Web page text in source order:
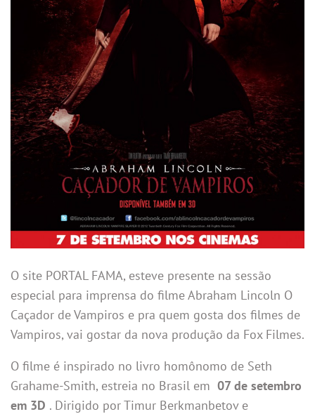
O site PORTAL FAMA, esteve presente na sessão
especial para imprensa do filme Abraham Lincoln O
Caçador de Vampiros e pra quem gosta dos filmes de
Vampiros, vai gostar da nova produção da Fox Filmes.
O filme é inspirado no livro homônomo de Seth
Grahame-Smith, estreia no Brasil em 07 de setembro
em 3D . Dirigido por Timur Berkmanbetov e